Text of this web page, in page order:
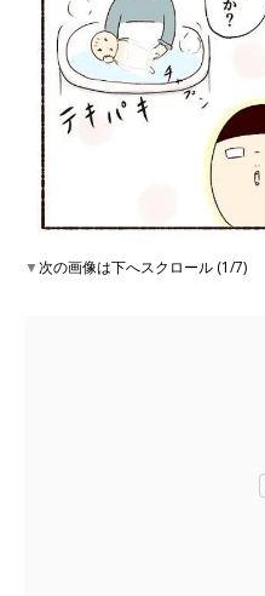
▼次の画像は下へスクロール (1/7)